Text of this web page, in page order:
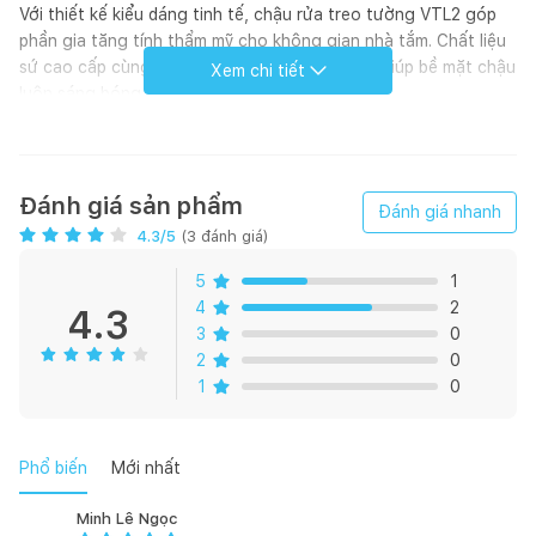
Với thiết kế kiểu dáng tinh tế, chậu rửa treo tường VTL2 góp
phần gia tăng tính thẩm mỹ cho không gian nhà tắm. Chất liệu
sứ cao cấp cùng công nghệ men Nano Titan, giúp bề mặt chậu
luôn sáng bóng và ngăn bám bẩn.
Xem chi tiết
Đánh giá sản phẩm
4.3/5 (3 đánh giá)
Đánh giá nhanh
4.3
5
1
4
2
3
0
2
0
1
0
Phổ biến Mới nhất
Minh Lê Ngọc